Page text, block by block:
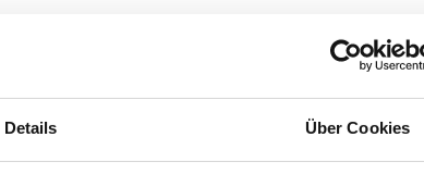
Details Über Cookies